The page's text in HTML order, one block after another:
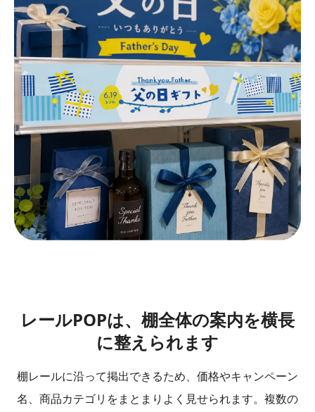
レールPOPは、棚全体の案内を横長
に整えられます
棚レールに沿って掲出できるため、価格やキャンペーン
名、商品カテゴリをまとまりよく見せられます。複数の